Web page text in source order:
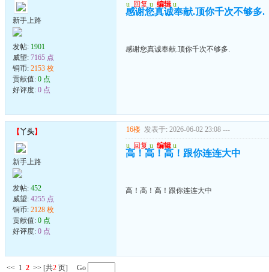
新手上路
发帖: 1901
威望: 7165 点
铜币: 2153 枚
贡献值: 0 点
好评度: 0 点
u 回复 u 编辑 u
感谢您真诚奉献.顶你千次不够多.
感谢您真诚奉献.顶你千次不够多.
【丫头】
新手上路
发帖: 452
威望: 4255 点
铜币: 2128 枚
贡献值: 0 点
好评度: 0 点
16楼 发表于: 2026-06-02 23:08 ---
u 回复 u 编辑 u
高！高！高！跟你连连大中
高！高！高！跟你连连大中
<< 1 2 >> [共2 页] Go